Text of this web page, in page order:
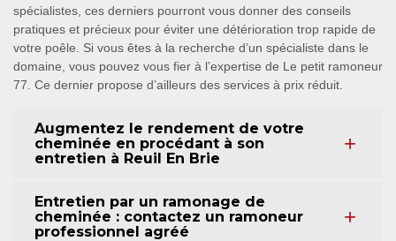
spécialistes, ces derniers pourront vous donner des conseils
pratiques et précieux pour éviter une détérioration trop rapide de
votre poêle. Si vous êtes à la recherche d’un spécialiste dans le
domaine, vous pouvez vous fier à l’expertise de Le petit ramoneur
77. Ce dernier propose d’ailleurs des services à prix réduit.
Augmentez le rendement de votre
cheminée en procédant à son
entretien à Reuil En Brie
Entretien par un ramonage de
cheminée : contactez un ramoneur
professionnel agréé